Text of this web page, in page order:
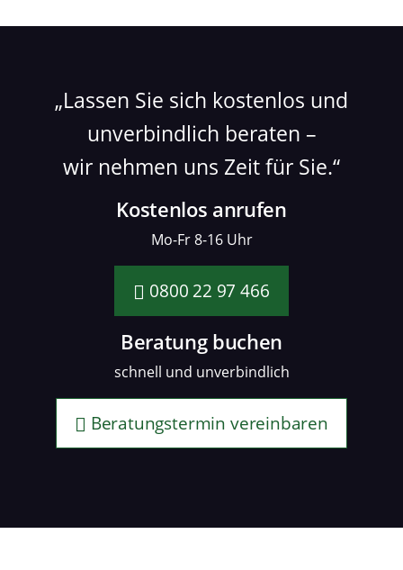
Lassen Sie sich kostenlos und
unverbindlich beraten –
wir nehmen uns Zeit für Sie.
Kostenlos anrufen
Mo-Fr 8-16 Uhr
0800 22 97 466
Beratung buchen
schnell und unverbindlich
Beratungstermin vereinbaren